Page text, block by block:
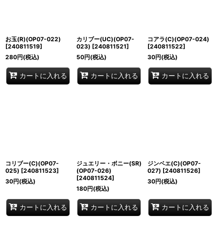
お玉(R)(OP07-022)
[240811519]
280円(税込)
カートに入れる
カリブー(UC)(OP07-
023) [240811521]
50円(税込)
カートに入れる
コアラ(C)(OP07-024)
[240811522]
30円(税込)
カートに入れる
コリブー(C)(OP07-
025) [240811523]
30円(税込)
カートに入れる
ジュエリー・ボニー(SR)
(OP07-026)
[240811524]
180円(税込)
カートに入れる
ジンベエ(C)(OP07-
027) [240811526]
30円(税込)
カートに入れる